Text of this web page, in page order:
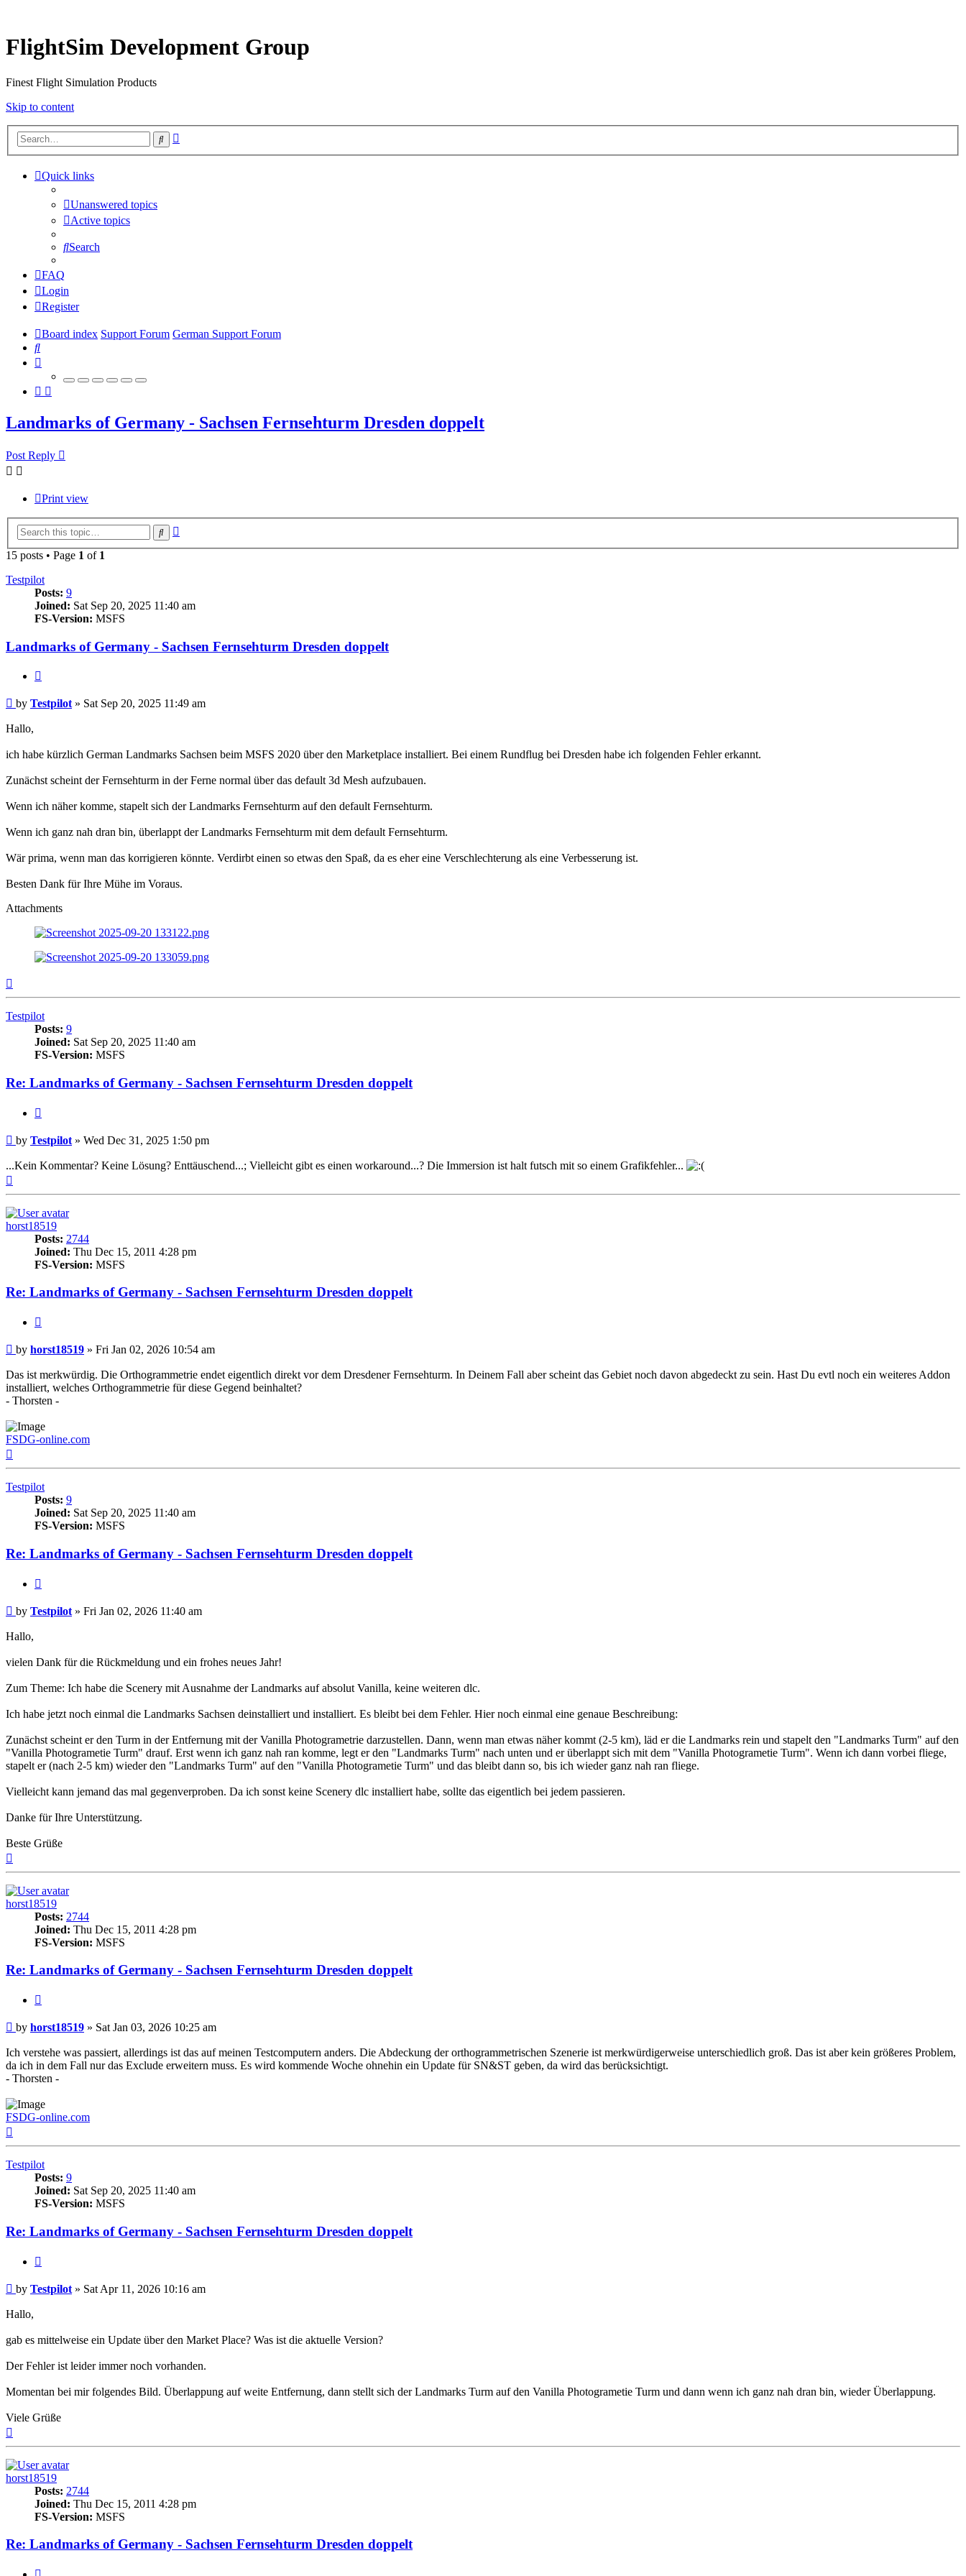
FlightSim Development Group
Finest Flight Simulation Products
Skip to content
Search
Quick links
Unanswered topics
Active topics
Search
FAQ
Login
Register
Board index Support Forum German Support Forum
Search
Landmarks of Germany - Sachsen Fernsehturm Dresden doppelt
Post Reply
Print view
Search
15 posts • Page 1 of 1
Testpilot
Posts: 9
Joined: Sat Sep 20, 2025 11:40 am
FS-Version: MSFS
Landmarks of Germany - Sachsen Fernsehturm Dresden doppelt
Post
by Testpilot » Sat Sep 20, 2025 11:49 am
Hallo,
ich habe kürzlich German Landmarks Sachsen beim MSFS 2020 über den Marketplace installiert. Bei einem Rundflug bei Dresden habe ich folgenden Fehler erkannt.
Zunächst scheint der Fernsehturm in der Ferne normal über das default 3d Mesh aufzubauen.
Wenn ich näher komme, stapelt sich der Landmarks Fernsehturm auf den default Fernsehturm.
Wenn ich ganz nah dran bin, überlappt der Landmarks Fernsehturm mit dem default Fernsehturm.
Wär prima, wenn man das korrigieren könnte. Verdirbt einen so etwas den Spaß, da es eher eine Verschlechterung als eine Verbesserung ist.
Besten Dank für Ihre Mühe im Voraus.
Attachments
Testpilot
Posts: 9
Joined: Sat Sep 20, 2025 11:40 am
FS-Version: MSFS
Re: Landmarks of Germany - Sachsen Fernsehturm Dresden doppelt
Post
by Testpilot » Wed Dec 31, 2025 1:50 pm
...Kein Kommentar? Keine Lösung? Enttäuschend...; Vielleicht gibt es einen workaround...? Die Immersion ist halt futsch mit so einem Grafikfehler...
horst18519
Posts: 2744
Joined: Thu Dec 15, 2011 4:28 pm
FS-Version: MSFS
Re: Landmarks of Germany - Sachsen Fernsehturm Dresden doppelt
Post
by horst18519 » Fri Jan 02, 2026 10:54 am
Das ist merkwürdig. Die Orthogrammetrie endet eigentlich direkt vor dem Dresdener Fernsehturm. In Deinem Fall aber scheint das Gebiet noch davon abgedeckt zu sein. Hast Du evtl noch ein weiteres Addon
installiert, welches Orthogrammetrie für diese Gegend beinhaltet?
- Thorsten -
FSDG-online.com
Testpilot
Posts: 9
Joined: Sat Sep 20, 2025 11:40 am
FS-Version: MSFS
Re: Landmarks of Germany - Sachsen Fernsehturm Dresden doppelt
Post
by Testpilot » Fri Jan 02, 2026 11:40 am
Hallo,
vielen Dank für die Rückmeldung und ein frohes neues Jahr!
Zum Theme: Ich habe die Scenery mit Ausnahme der Landmarks auf absolut Vanilla, keine weiteren dlc.
Ich habe jetzt noch einmal die Landmarks Sachsen deinstalliert und installiert. Es bleibt bei dem Fehler. Hier noch einmal eine genaue Beschreibung:
Zunächst scheint er den Turm in der Entfernung mit der Vanilla Photogrametrie darzustellen. Dann, wenn man etwas näher kommt (2-5 km), läd er die Landmarks rein und stapelt den "Landmarks Turm" auf den
"Vanilla Photogrametie Turm" drauf. Erst wenn ich ganz nah ran komme, legt er den "Landmarks Turm" nach unten und er überlappt sich mit dem "Vanilla Photogrametie Turm". Wenn ich dann vorbei fliege,
stapelt er (nach 2-5 km) wieder den "Landmarks Turm" auf den "Vanilla Photogrametie Turm" und das bleibt dann so, bis ich wieder ganz nah ran fliege.
Vielleicht kann jemand das mal gegenverproben. Da ich sonst keine Scenery dlc installiert habe, sollte das eigentlich bei jedem passieren.
Danke für Ihre Unterstützung.
Beste Grüße
horst18519
Posts: 2744
Joined: Thu Dec 15, 2011 4:28 pm
FS-Version: MSFS
Re: Landmarks of Germany - Sachsen Fernsehturm Dresden doppelt
Post
by horst18519 » Sat Jan 03, 2026 10:25 am
Ich verstehe was passiert, allerdings ist das auf meinen Testcomputern anders. Die Abdeckung der orthogrammetrischen Szenerie ist merkwürdigerweise unterschiedlich groß. Das ist aber kein größeres Problem,
da ich in dem Fall nur das Exclude erweitern muss. Es wird kommende Woche ohnehin ein Update für SN&ST geben, da wird das berücksichtigt.
- Thorsten -
FSDG-online.com
Testpilot
Posts: 9
Joined: Sat Sep 20, 2025 11:40 am
FS-Version: MSFS
Re: Landmarks of Germany - Sachsen Fernsehturm Dresden doppelt
Post
by Testpilot » Sat Apr 11, 2026 10:16 am
Hallo,
gab es mittelweise ein Update über den Market Place? Was ist die aktuelle Version?
Der Fehler ist leider immer noch vorhanden.
Momentan bei mir folgendes Bild. Überlappung auf weite Entfernung, dann stellt sich der Landmarks Turm auf den Vanilla Photogrametie Turm und dann wenn ich ganz nah dran bin, wieder Überlappung.
Viele Grüße
horst18519
Posts: 2744
Joined: Thu Dec 15, 2011 4:28 pm
FS-Version: MSFS
Re: Landmarks of Germany - Sachsen Fernsehturm Dresden doppelt